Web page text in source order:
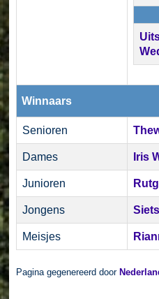
Winnaars
Senioren
Dames Iris
Junioren
Jongens
Meisjes
Pagina gegenereerd door